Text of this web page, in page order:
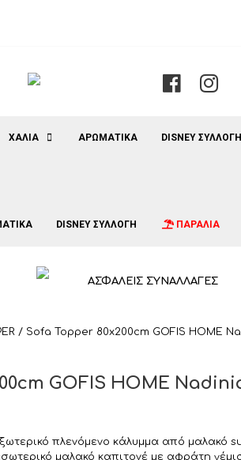
ΧΑΛΙΑ ΑΡΩΜΑΤΙΚΑ DISNEY ΣΥΛΛΟΓΗ
DISNEY ΣΥΛΛΟΓΗ ΠΑΡΑΛΙΑ
ΑΣΦΑΛΕΙΣ ΣΥΝΑΛΛΑΓΕΣ
/ Sofa Topper 80x200cm GOFIS HOME
GOFIS HOME
πλενόμενο κάλυμμα από μαλακό
μαλακό καπιτονέ με αφράτη